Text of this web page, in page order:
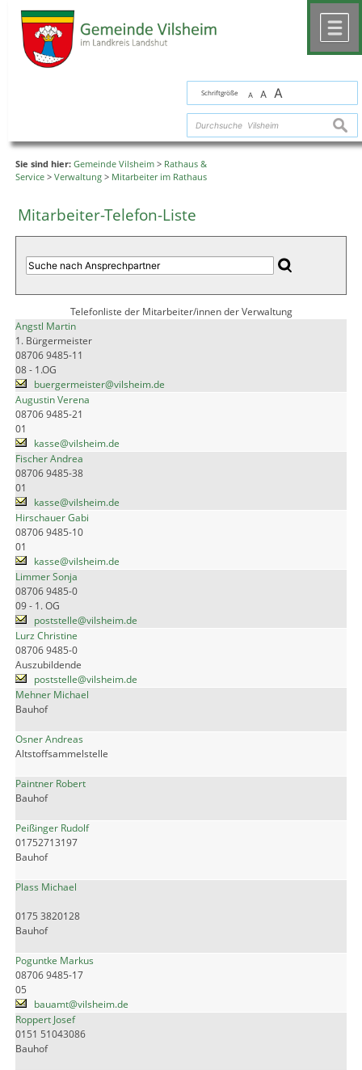
Schriftgröße A A A
Sie sind hier: Gemeinde Vilsheim > Rathaus &
Service > Verwaltung > Mitarbeiter im Rathaus
Mitarbeiter-Telefon-Liste
Telefonliste der Mitarbeiter/innen der Verwaltung
Angstl Martin
1. Bürgermeister
08706 9485-11
08 - 1.OG
buergermeister@vilsheim.de
Augustin Verena
08706 9485-21
01
kasse@vilsheim.de
Fischer Andrea
08706 9485-38
01
kasse@vilsheim.de
Hirschauer Gabi
08706 9485-10
01
kasse@vilsheim.de
Limmer Sonja
08706 9485-0
09 - 1. OG
poststelle@vilsheim.de
Lurz Christine
08706 9485-0
Auszubildende
poststelle@vilsheim.de
Mehner Michael
Bauhof
Osner Andreas
Altstoffsammelstelle
Paintner Robert
Bauhof
Peißinger Rudolf
01752713197
Bauhof
Plass Michael
0175 3820128
Bauhof
Poguntke Markus
08706 9485-17
05
bauamt@vilsheim.de
Roppert Josef
0151 51043086
Bauhof